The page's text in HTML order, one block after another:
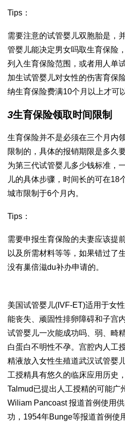
Tips：
需要注意的试管婴儿双胞胎是，
管婴儿能决定男女吗取生育保险
列入生育保险范围，或者用人单
加生试管婴儿对女性的伤害育保
纳生育保险费满10个月以上才可
3生育保险领取时间限制
生育保险并不是必须在三个月内
限制的，具体的报销期限是多久
为第三代试管婴儿多少钱标准，
儿的具体步骤 ，时间长的可在18
城市限制于6个月内。
Tips：
需要申报生育保险的夫妻应该提
以及所需材料等等，如果错过了
没有巢倍滋du补办申请的。
美国试管婴儿(IVF-ET)适用于女
能丧失、顽固性排卵障碍和子宫
试管婴儿一次能成功吗 、弱、畸
白蛋白不明性不孕。宫腔内人工
精液放入女性生殖道武汉试管婴
工授精具有悠久的临床应用历史
Talmud已提出人工授精的可能广
Wiliam Pancoast 报道首例使用
功，1954年Bunge等报道首例使